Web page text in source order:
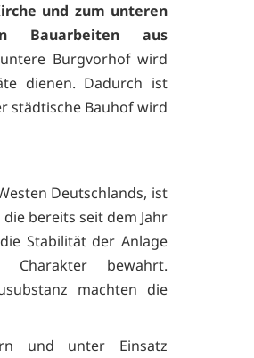
und zum unteren
Bauarbeiten aus
Burgvorhof wird
dienen. Dadurch ist
städtische Bauhof wird
Deutschlands, ist
bereits seit dem Jahr
Stabilität der Anlage
bewahrt.
machten die
und unter Einsatz